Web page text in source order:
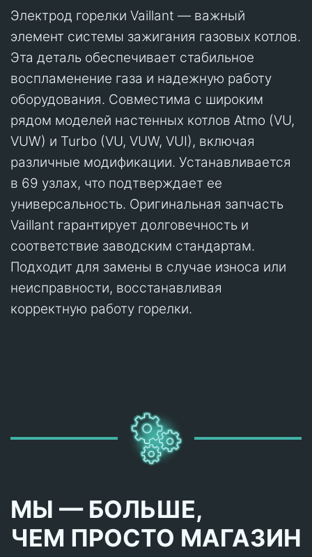
Электрод горелки Vaillant — важный
элемент системы зажигания газовых котлов.
Эта деталь обеспечивает стабильное
воспламенение газа и надежную работу
оборудования. Совместима с широким
рядом моделей настенных котлов Atmo (VU,
VUW) и Turbo (VU, VUW, VUI), включая
различные модификации. Устанавливается
в 69 узлах, что подтверждает ее
универсальность. Оригинальная запчасть
Vaillant гарантирует долговечность и
соответствие заводским стандартам.
Подходит для замены в случае износа или
неисправности, восстанавливая
корректную работу горелки.
МЫ — БОЛЬШЕ,
ЧЕМ ПРОСТО МАГАЗИН